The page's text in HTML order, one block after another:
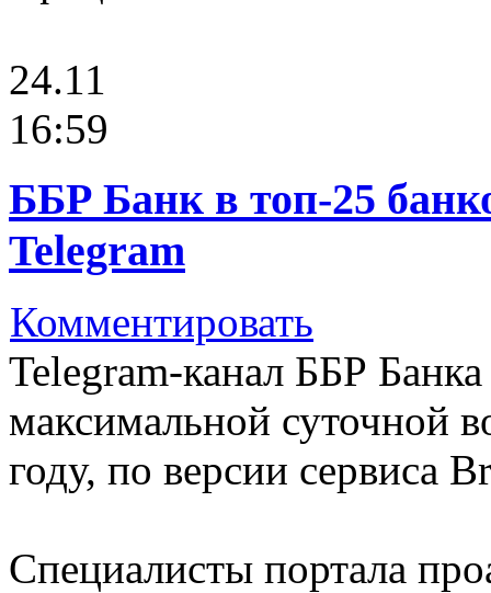
24.11
16:59
ББР Банк в топ-25
Telegram
Комментировать
Telegram-канал ББР
максимальной суточной
году, по версии сервиса
Специалисты портала